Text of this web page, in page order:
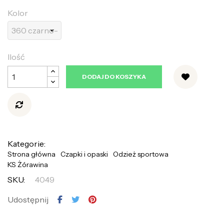
Kolor
Ilość
DODAJ DO KOSZYKA
Kategorie:
Strona główna Czapki i opaski
Odzież sportowa
KS Żórawina
SKU:
4049
Udostępnij